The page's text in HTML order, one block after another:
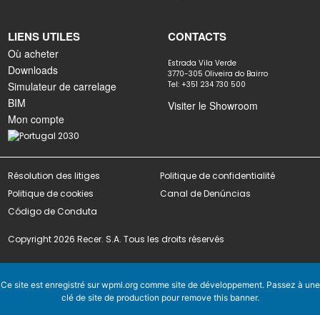
BERICE
LIENS UTILES
Où acheter
Downloads
Simulateur de carrelage
BIM
Mon compte
CONTACTS
Estrada Vila Verde
3770-305 Oliveira do Bairro
Tel: +351 234 730 500
Visiter le Showroom
Résolution des litiges
Politique de confidentialité
Politique de cookies
Canal de Denúncias
Código de Conduta
Copyright 2026 Recer. S.A. Tous les droits réservés
Ce site est enregistré surwpml.orgcomme site de développement. Passez à une
clé de site de production pour remove this banner.